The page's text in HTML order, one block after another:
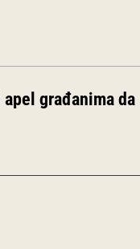
građanima da